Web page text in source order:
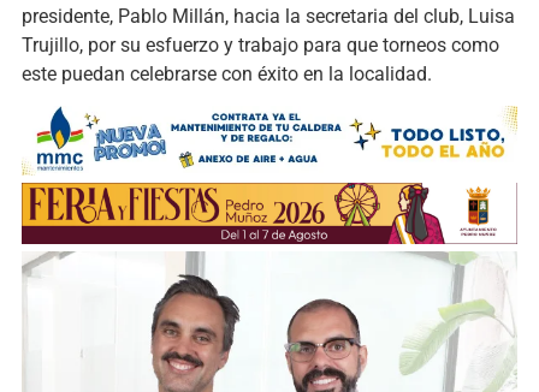
presidente, Pablo Millán, hacia la secretaria del club, Luisa
Trujillo, por su esfuerzo y trabajo para que torneos como
este puedan celebrarse con éxito en la localidad.